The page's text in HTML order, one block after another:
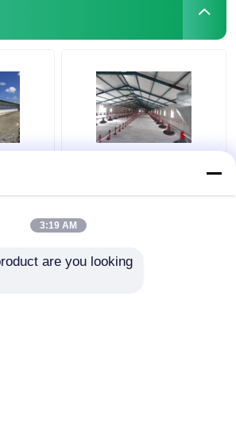
ファ
家禽
H セクション 鉄鋼 商用
3:19 AM
are you looking